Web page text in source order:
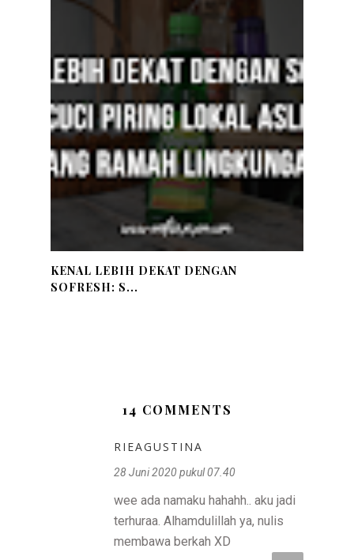
KENAL LEBIH DEKAT DENGAN
SOFRESH: S...
14 COMMENTS
RIEAGUSTINA
28 Juni 2020 pukul 07.40
wee ada namaku hahahh.. aku jadi
terhuraa. Alhamdulillah ya, nulis
membawa berkah XD